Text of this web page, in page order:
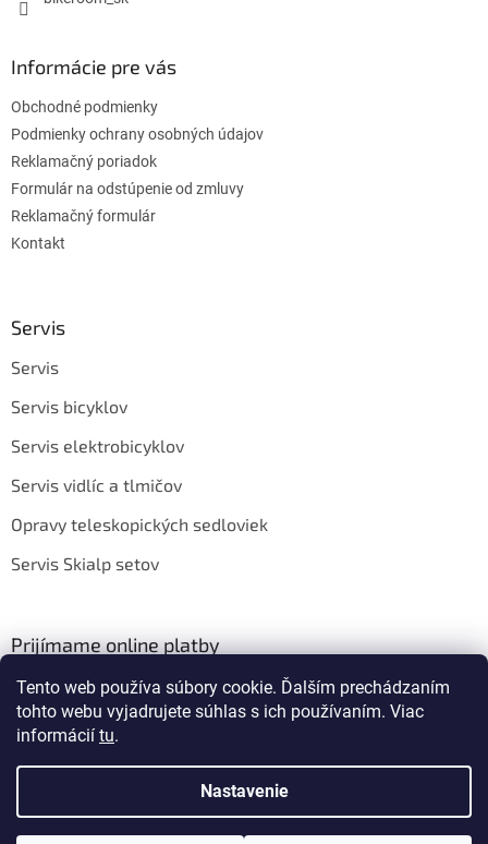
Tento web používa súbory cookie. Ďalším prechádzaním
tohto webu vyjadrujete súhlas s ich používaním. Viac
informácií tu.
Nastavenie
Informácie pre vás
Obchodné podmienky
Podmienky ochrany osobných údajov
Reklamačný poriadok
Formulár na odstúpenie od zmluvy
Reklamačný formulár
Kontakt
Servis
Servis
Servis bicyklov
Servis elektrobicyklov
Servis vidlíc a tlmičov
Opravy teleskopických sedloviek
Servis Skialp setov
Prijímame online platby
Vytvoril Shoptet